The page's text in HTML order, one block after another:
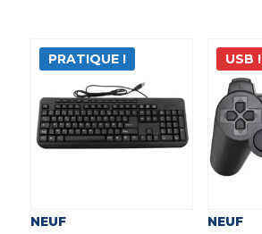
PRATIQUE !
NEUF
USB !
NEUF